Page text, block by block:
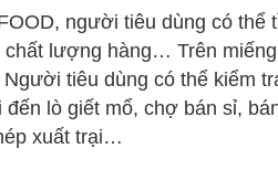
người tiêu dùng có thể
lượng hàng… Trên
tiêu dùng có thể kiểm
lò giết mổ, chợ bán sỉ,
xuất trại…